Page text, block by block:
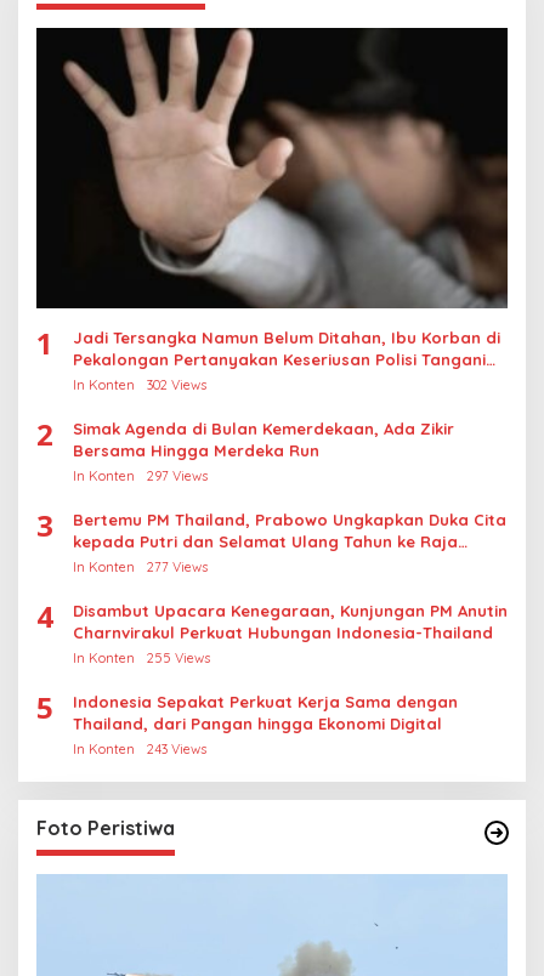
1
Jadi Tersangka Namun Belum Ditahan, Ibu Korban di
Pekalongan Pertanyakan Keseriusan Polisi Tangani
Kasus Rudapksa Sampai Anaknya Hamil
In Konten 302 Views
2
Simak Agenda di Bulan Kemerdekaan, Ada Zikir
Bersama Hingga Merdeka Run
In Konten 297 Views
3
Bertemu PM Thailand, Prabowo Ungkapkan Duka Cita
kepada Putri dan Selamat Ulang Tahun ke Raja
Thailand
In Konten 277 Views
4
Disambut Upacara Kenegaraan, Kunjungan PM Anutin
Charnvirakul Perkuat Hubungan Indonesia-Thailand
In Konten 255 Views
5
Indonesia Sepakat Perkuat Kerja Sama dengan
Thailand, dari Pangan hingga Ekonomi Digital
In Konten 243 Views
Foto Peristiwa